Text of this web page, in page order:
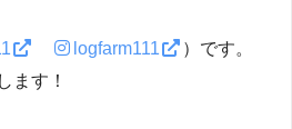
logfarm111
）です。
ます！